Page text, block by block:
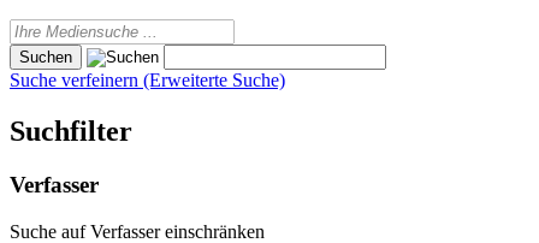
Suche verfeinern (Erweiterte Suche)
Suchfilter
Verfasser
Suche auf Verfasser einschränken